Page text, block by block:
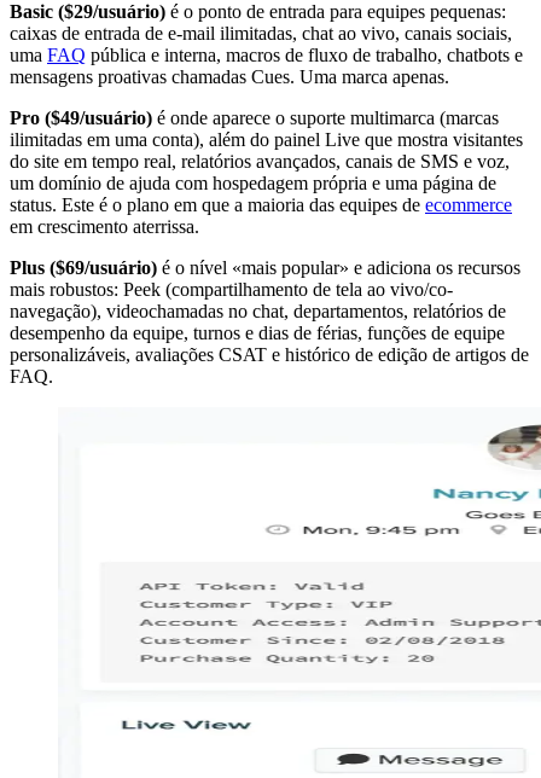
Basic ($29/usuário) é o ponto de entrada para equipes pequenas:
caixas de entrada de e-mail ilimitadas, chat ao vivo, canais sociais,
uma FAQ pública e interna, macros de fluxo de trabalho, chatbots e
mensagens proativas chamadas Cues. Uma marca apenas.
Pro ($49/usuário) é onde aparece o suporte multimarca (marcas
ilimitadas em uma conta), além do painel Live que mostra visitantes
do site em tempo real, relatórios avançados, canais de SMS e voz,
um domínio de ajuda com hospedagem própria e uma página de
status. Este é o plano em que a maioria das equipes de ecommerce
em crescimento aterrissa.
Plus ($69/usuário) é o nível «mais popular» e adiciona os recursos
mais robustos: Peek (compartilhamento de tela ao vivo/co-
navegação), videochamadas no chat, departamentos, relatórios de
desempenho da equipe, turnos e dias de férias, funções de equipe
personalizáveis, avaliações CSAT e histórico de edição de artigos de
FAQ.